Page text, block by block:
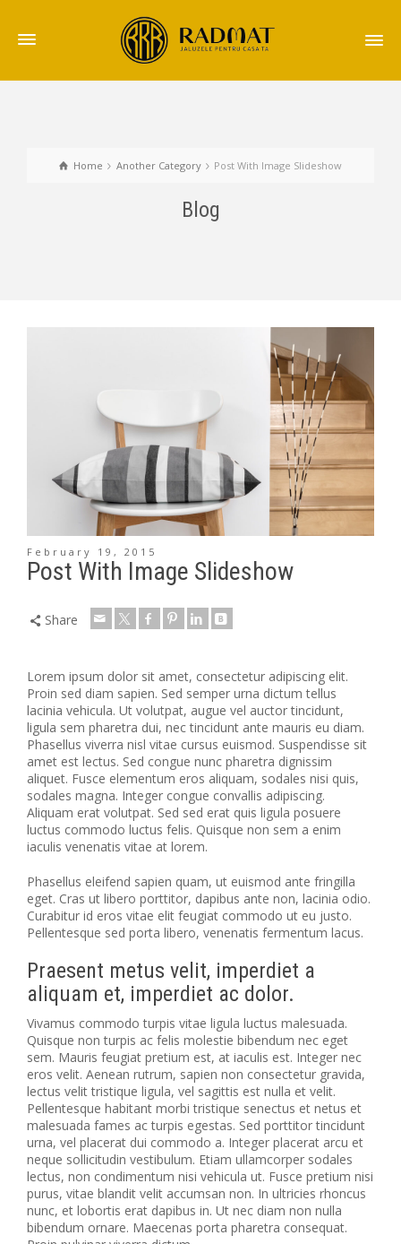
Home Another Category Post With Image Slideshow
Blog
February 19, 2015
Post With Image Slideshow
Share
Lorem ipsum dolor sit amet, consectetur adipiscing elit.
Proin sed diam sapien. Sed semper urna dictum tellus
lacinia vehicula. Ut volutpat, augue vel auctor tincidunt,
ligula sem pharetra dui, nec tincidunt ante mauris eu diam.
Phasellus viverra nisl vitae cursus euismod. Suspendisse sit
amet est lectus. Sed congue nunc pharetra dignissim
aliquet. Fusce elementum eros aliquam, sodales nisi quis,
sodales magna. Integer congue convallis adipiscing.
Aliquam erat volutpat. Sed sed erat quis ligula posuere
luctus commodo luctus felis. Quisque non sem a enim
iaculis venenatis vitae at lorem.
Phasellus eleifend sapien quam, ut euismod ante fringilla
eget. Cras ut libero porttitor, dapibus ante non, lacinia odio.
Curabitur id eros vitae elit feugiat commodo ut eu justo.
Pellentesque sed porta libero, venenatis fermentum lacus.
Praesent metus velit, imperdiet a
aliquam et, imperdiet ac dolor.
Vivamus commodo turpis vitae ligula luctus malesuada.
Quisque non turpis ac felis molestie bibendum nec eget
sem. Mauris feugiat pretium est, at iaculis est. Integer nec
eros velit. Aenean rutrum, sapien non consectetur gravida,
lectus velit tristique ligula, vel sagittis est nulla et velit.
Pellentesque habitant morbi tristique senectus et netus et
malesuada fames ac turpis egestas. Sed porttitor tincidunt
urna, vel placerat dui commodo a. Integer placerat arcu et
neque sollicitudin vestibulum. Etiam ullamcorper sodales
lectus, non condimentum nisi vehicula ut. Fusce pretium nisi
purus, vitae blandit velit accumsan non. In ultricies rhoncus
nunc, et lobortis erat dapibus in. Ut nec diam non nulla
bibendum ornare. Maecenas porta pharetra consequat.